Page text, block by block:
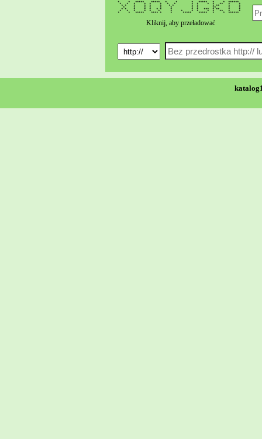
* * ***** ***** * * * ***** * * ******
* * * * * * * * * * * * ** * *
* * * * * * * * * * * ** * *
* * * * * * * * ** * *
* * * * * * * * * * *** * ** * *
* * * * * * * * * * * * ** * *
* * ***** **** * * ***** ***** * * ******
Kliknij, aby przeładować